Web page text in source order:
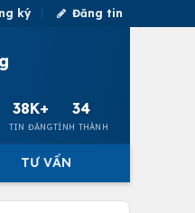
ký Đăng tin
38K+
TIN ĐĂNG
34
TỈNH THÀNH
TƯ VẤN